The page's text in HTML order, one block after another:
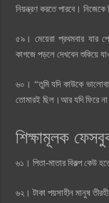
নিয়ন্ত্রণ করতে পারবে। নিজেকে
৫৯। মেয়েরা প্রথমবার যার
কাগজে পড়লে দেখবেন শুকিয়ে
৬০। “তুমি যদি কাউকে
তোমারই ছিল।আর যদি ফিরে
শিক্ষামূলক
৬১। পিতা-মাতার বিকল্প কেউ
৬২। টাকা পয়সাহীন মানুষ